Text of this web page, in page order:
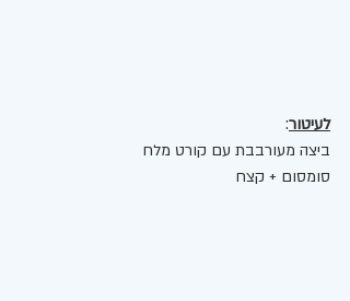
לעיטור:
ביצה מעורבבת עם קורט מלח
סומסום + קצח